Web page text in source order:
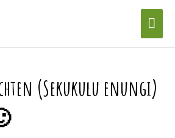
(Sekukulu enungi)